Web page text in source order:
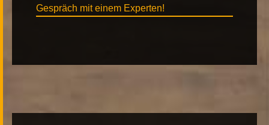
Gespräch mit einem Experten!